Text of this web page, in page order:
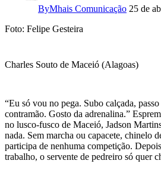
marcha
ByMhais Comunicação 25 de
Foto: Felipe Gesteira
Charles Souto de Maceió (Alagoas)
“Eu só vou no pega. Subo calçada,
contramão. Gosto da adrenalina.”
no lusco-fusco de Maceió, Jadson
nada. Sem marcha ou capacete, chinelo
participa de nenhuma competição.
trabalho, o servente de pedreiro só quer